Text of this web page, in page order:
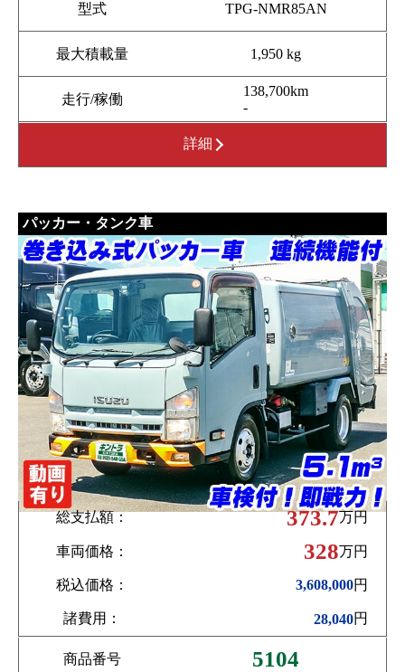
型式 TPG-NMR85AN
最大積載量 1,950 kg
走行/稼働
138,700km
-
詳細
パッカー・タンク車
総支払額： 373.7万円
車両価格： 328万円
税込価格： 3,608,000円
諸費用： 28,040円
商品番号 5104